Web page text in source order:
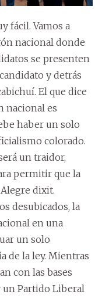
fácil. Vamos a
nacional donde
se presenten
y detrás
El que dice
nacional es
haber un solo
colorado.
un traidor,
permitir que la
dixit.
desubicados, la
en una
un solo
de la ley. Mientras
con las bases
Partido Liberal